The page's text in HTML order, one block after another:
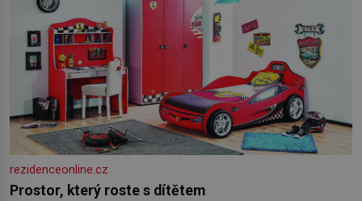
rezidenceonline.cz
Prostor, který roste s dítětem